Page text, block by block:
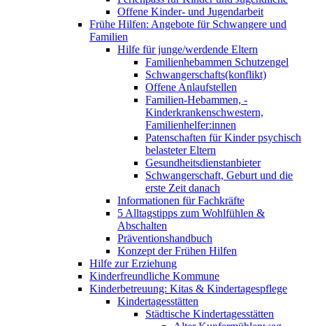
Offene Kinder- und Jugendarbeit
Frühe Hilfen: Angebote für Schwangere und
Familien
Hilfe für junge/werdende Eltern
Familienhebammen Schutzengel
Schwangerschafts(konflikt)
Offene Anlaufstellen
Familien-Hebammen, -
Kinderkrankenschwestern,
Familienhelfer:innen
Patenschaften für Kinder psychisch
belasteter Eltern
Gesundheitsdienstanbieter
Schwangerschaft, Geburt und die
erste Zeit danach
Informationen für Fachkräfte
5 Alltagstipps zum Wohlfühlen &
Abschalten
Präventionshandbuch
Konzept der Frühen Hilfen
Hilfe zur Erziehung
Kinderfreundliche Kommune
Kinderbetreuung: Kitas & Kindertagespflege
Kindertagesstätten
Städtische Kindertagesstätten